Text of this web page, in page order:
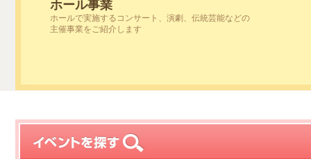
ホール事業
ホールで実施するコンサート、演劇、伝統芸能などの
主催事業をご紹介します